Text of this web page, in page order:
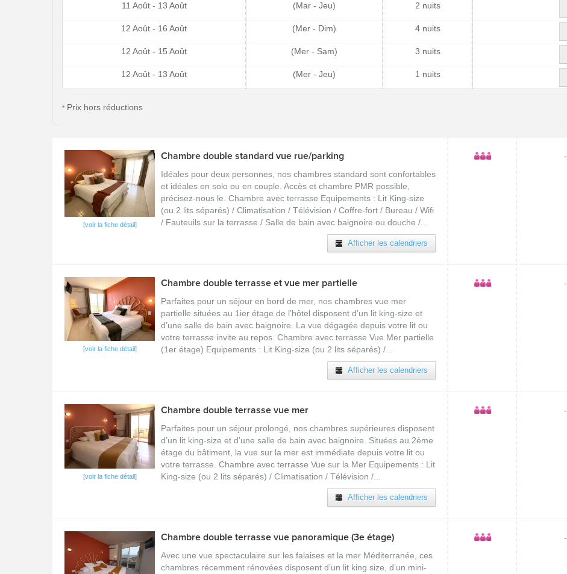
11 Août - 13 Août (Mar - Jeu) 2 nuits
12 Août - 16 Août (Mer - Dim) 4 nuits
12 Août - 15 Août (Mer - Sam) 3 nuits
12 Août - 13 Août (Mer - Jeu) 1 nuits
* Prix hors réductions
[voir la fiche détail]
Chambre double standard vue rue/parking
Idéales pour deux personnes, nos chambres standard sont confortables
et idéales en solo ou en couple. Accès et chambre PMR possible,
précisez-nous le. Chambre avec terrasse Equipements : Lit King-size
(ou 2 lits séparés) / Climatisation / Télévision / Coffre-fort / Bureau / Wifi
/ Fauteuils sur la terrasse / Salle de bain avec baignoire ou douche /...
Afficher les calendriers
-
[voir la fiche détail]
Chambre double terrasse et vue mer partielle
Parfaites pour un séjour en bord de mer, nos chambres vue mer
partielle situées au 1ier étage de l’hôtel disposent d’un lit king-size et
d’une salle de bain avec baignoire. La vue dégagée depuis votre lit ou
votre terrasse invite au repos. Chambre avec terrasse Vue Mer partielle
(1er étage) Equipements : Lit King-size (ou 2 lits séparés) /...
Afficher les calendriers
-
[voir la fiche détail]
Chambre double terrasse vue mer
Parfaites pour un séjour prolongé, nos chambres supérieures disposent
d’un lit king-size et d’une salle de bain avec baignoire. Situées au 2ème
étage du bâtiment, la vue sur la mer est immédiate depuis votre lit ou
votre terrasse. Chambre avec terrasse Vue sur la Mer Equipements : Lit
King-size (ou 2 lits séparés) / Climatisation / Télévision /...
Afficher les calendriers
-
Chambre double terrasse vue panoramique (3e étage)
Avec une vue spectaculaire sur les falaises et la mer Méditerranée, ces
chambres récemment rénovées disposent d’un lit king size, d’un mini-
-